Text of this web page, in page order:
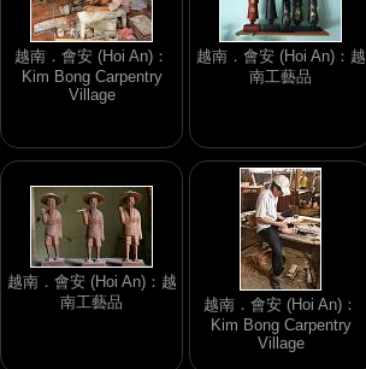
越南．會安 (Hoi An)：
Kim Bong Carpentry
Village
越南．會安 (Hoi An)：越
南工藝品
越南．會安 (Hoi An)：越
南工藝品
越南．會安 (Hoi An)：
Kim Bong Carpentry
Village